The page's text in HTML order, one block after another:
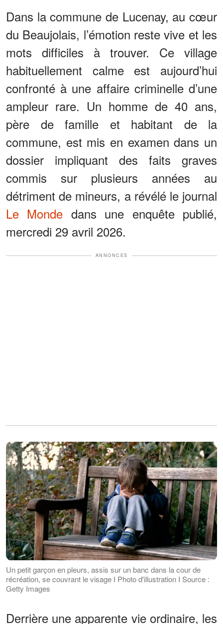
Dans la commune de Lucenay, au cœur
du Beaujolais, l’émotion reste vive et les
mots difficiles à trouver. Ce village
habituellement calme est aujourd’hui
confronté à une affaire criminelle d’une
ampleur rare. Un homme de 40 ans,
père de famille et habitant de la
commune, est mis en examen dans un
dossier impliquant des faits graves
commis sur plusieurs années au
détriment de mineurs, a révélé le journal
Le Monde dans une enquête publié,
mercredi 29 avril 2026.
ANNONCES
Un petit garçon en pleurs, assis sur un banc dans la cour de
récréation, se couvrant le visage I Photo d'illustration I Source :
Getty Images
Derrière une apparente vie ordinaire, les